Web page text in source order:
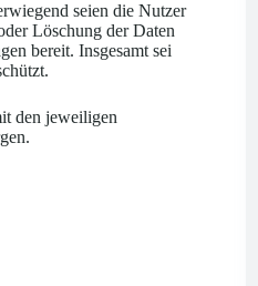
seien die Nutzer
Löschung der Daten
bereit. Insgesamt sei
den jeweiligen